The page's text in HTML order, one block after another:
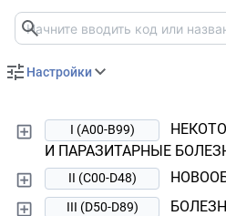
Настройки
I (A00-B99)
И ПАРАЗИТАРНЫЕ
II (C00-D48)
III (D50-D89)